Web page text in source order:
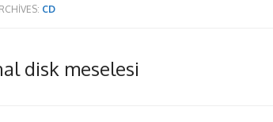
CD
disk meselesi